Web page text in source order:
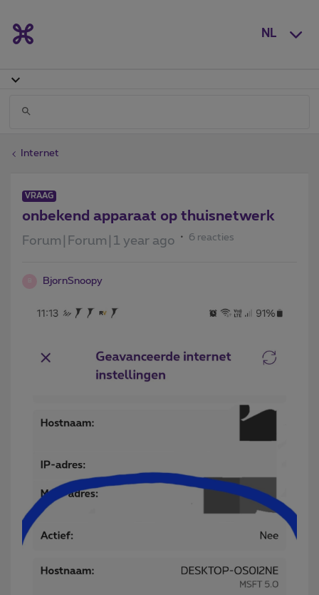
NL
Internet
VRAAG
onbekend apparaat op thuisnetwerk
Forum|Forum|1 year ago 6 reacties
BjornSnoopy